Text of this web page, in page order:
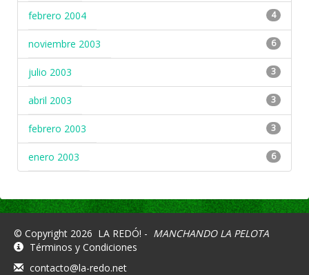
febrero 2004 4
noviembre 2003 6
julio 2003 3
abril 2003 3
febrero 2003 3
enero 2003 6
© Copyright 2026 LA REDÓ! - MANCHANDO LA PELOTA
Términos y Condiciones
contacto@la-redo.net